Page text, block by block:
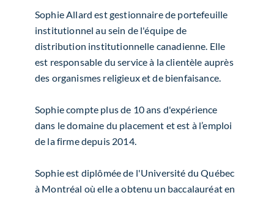
Sophie Allard est gestionnaire de portefeuille
institutionnel au sein de l'équipe de
distribution institutionnelle canadienne. Elle
est responsable du service à la clientèle auprès
des organismes religieux et de bienfaisance.
Sophie compte plus de 10 ans d'expérience
dans le domaine du placement et est à l’emploi
de la firme depuis 2014.
Sophie est diplômée de l'Université du Québec
à Montréal où elle a obtenu un baccalauréat en